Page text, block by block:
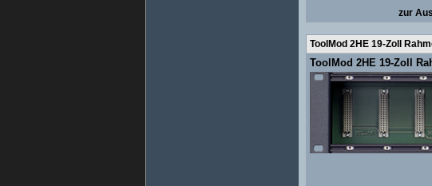
zur
ToolMod 2HE 19-Zoll
ToolMod 2HE 19-Zoll